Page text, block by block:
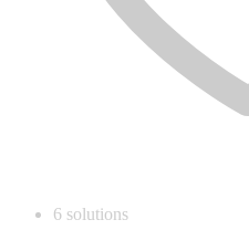
6 solutions